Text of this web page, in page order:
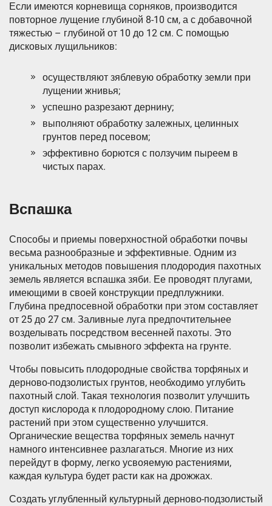
Если имеются корневища сорняков, производится
повторное лущение глубиной 8-10 см, а с добавочной
тяжестью – глубиной от 10 до 12 см. С помощью
дисковых лущильников:
осуществляют зяблевую обработку земли при
лущении жнивья;
успешно разрезают дернину;
выполняют обработку залежных, целинных
грунтов перед посевом;
эффективно борются с ползучим пыреем в
чистых парах.
Вспашка
Способы и приемы поверхностной обработки почвы
весьма разнообразные и эффективные. Одним из
уникальных методов повышения плодородия пахотных
земель является вспашка зяби. Ее проводят плугами,
имеющими в своей конструкции предплужники.
Глубина предпосевной обработки при этом составляет
от 25 до 27 см. Заливные луга предпочтительнее
возделывать посредством весенней пахоты. Это
позволит избежать смывного эффекта на грунте.
Чтобы повысить плодородные свойства торфяных и
дерново-подзолистых грунтов, необходимо углубить
пахотный слой. Такая технология позволит улучшить
доступ кислорода к плодородному слою. Питание
растений при этом существенно улучшится.
Органические вещества торфяных земель начнут
намного интенсивнее разлагаться. Многие из них
перейдут в форму, легко усвояемую растениями,
каждая культура будет расти как на дрожжах.
Создать углубленный культурный дерново-подзолистый